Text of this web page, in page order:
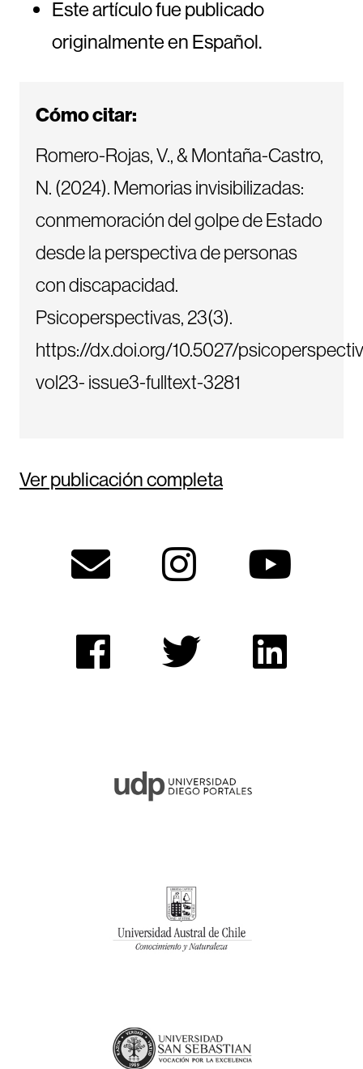
Este artículo fue publicado
originalmente en Español.
Cómo citar:
Romero-Rojas, V., & Montaña-Castro,
N. (2024). Memorias invisibilizadas:
conmemoración del golpe de Estado
desde la perspectiva de personas
con discapacidad.
Psicoperspectivas, 23(3).
https://dx.doi.org/10.5027/
vol23- issue3-fulltext-3281
Ver publicación completa